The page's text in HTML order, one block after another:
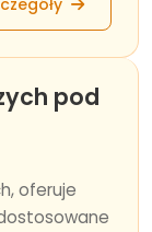
pod
oferuje